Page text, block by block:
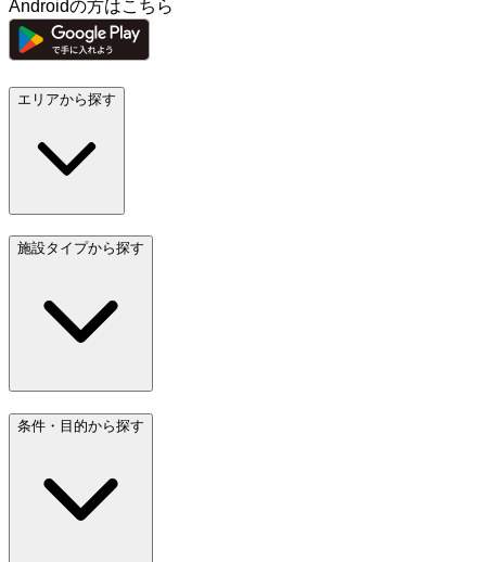
Androidの方はこちら
エリアから探す
施設タイプから探す
条件・目的から探す